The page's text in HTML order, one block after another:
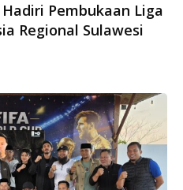
Pembukaan Liga
Regional Sulawesi